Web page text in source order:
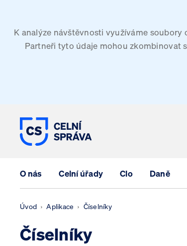
K analýze návštěvnosti využíváme
Partneři tyto údaje mohou zkombinovat
O nás Celní úřady Clo Daně
Úvod Aplikace Číselníky
Číselníky